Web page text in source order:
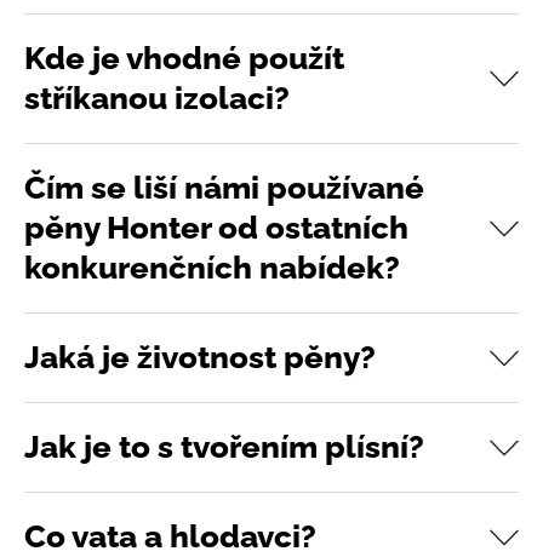
Kde je vhodné použít
stříkanou izolaci?
Čím se liší námi používané
pěny Honter od ostatních
konkurenčních nabídek?
Jaká je životnost pěny?
Jak je to s tvořením plísní?
Co vata a hlodavci?